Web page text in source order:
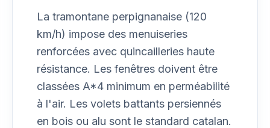
La tramontane perpignanaise (120
km/h) impose des menuiseries
renforcées avec quincailleries haute
résistance. Les fenêtres doivent être
classées A*4 minimum en perméabilité
à l'air. Les volets battants persiennés
en bois ou alu sont le standard catalan.